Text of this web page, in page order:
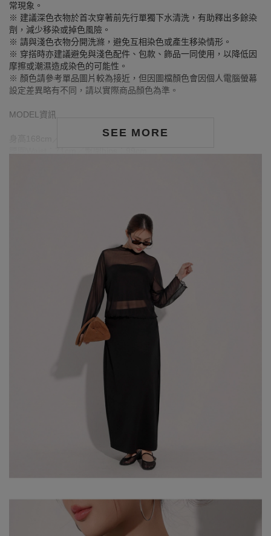
SEE MORE
常現象。
※ 建議深色衣物於首次穿著前先行單獨下水清洗，有助釋出多餘染
劑，減少移染或掉色風險。
※ 請與淺色衣物分開洗滌，避免互相染色或產生移染情形。
※ 穿搭時亦建議避免與淺色配件、包款、飾品一同使用，以降低因
摩擦或潮濕造成染色的可能性。
※ 顏色請參考單品圖片較為接近，但因圖檔顏色會因個人電腦螢幕
設定差異略有不同，請以實際商品顏色為準。
MODEL資訊
身高168cm／胸圍Bust：90cm